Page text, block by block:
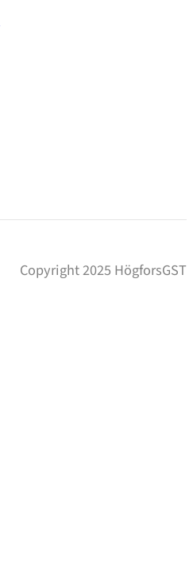
Copyright 2025 HögforsGST